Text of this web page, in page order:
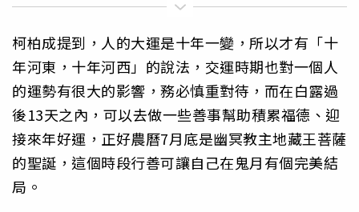
柯柏成提到，人的大運是十年一變，所以才有「十
年河東，十年河西」的說法，交運時期也對一個人
的運勢有很大的影響，務必慎重對待，而在白露過
後13天之內，可以去做一些善事幫助積累福德、迎
接來年好運，正好農曆7月底是幽冥教主地藏王菩薩
的聖誕，這個時段行善可讓自己在鬼月有個完美結
局。